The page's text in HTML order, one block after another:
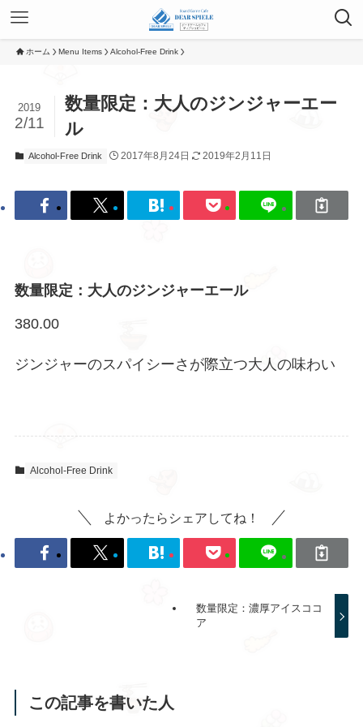
ホーム Menu Items Alcohol-Free Drink
数量限定：大人のジンジャーエー
ル
2019
2/11
Alcohol-Free Drink 2017年8月24日 2019年2月11日
数量限定：大人のジンジャーエール
380.00
ジンジャーのスパイシーさが際立つ大人の味わい
Alcohol-Free Drink
よかったらシェアしてね！
数量限定：濃厚アイスココ
ア
この記事を書いた人